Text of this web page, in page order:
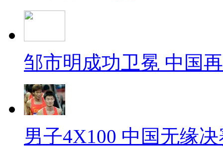
邹市明成功卫冕 中国
男子4X100 中国无缘